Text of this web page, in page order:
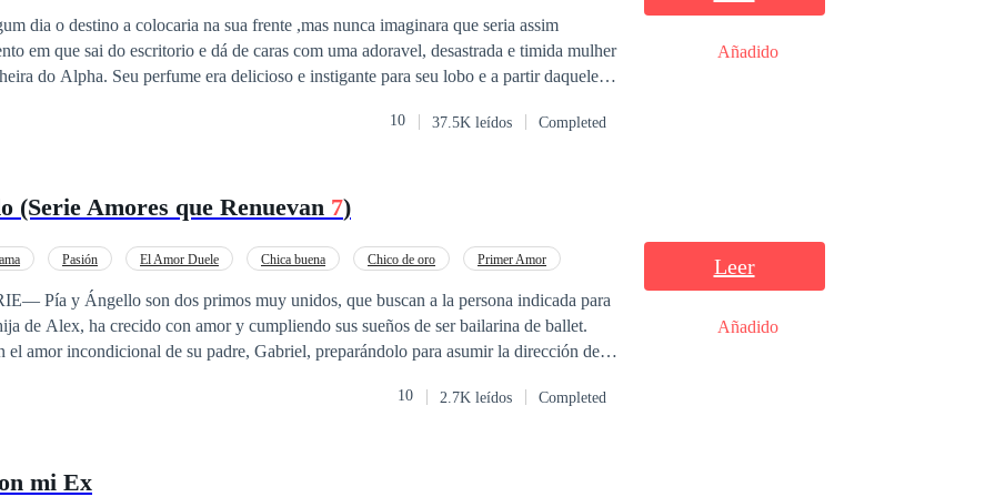
que sai do escritorio e dá de caras com uma adoravel, desastrada e timida mulher
sem aviso apesar de se uma cidade estranha em que sentia que havia algo diferente ,
em que chega e dá de caras com um homem alto, entroncado com um olhar
de se abrir com ele, de se entregar
cada palavra , em cada olhar , em cada caricia que trocavam. Seria
alma gémea?
10 37.5K leídos Completed
Añadido
(Serie Amores que Renuevan 7)
Pasión El Amor Duele Chica buena Chico de oro
Primer Amor
Pía y Ángello son dos primos muy unidos, que buscan a la persona indicada para
de Alex, ha crecido con amor y cumpliendo sus sueños de ser bailarina de ballet.
el amor incondicional de su padre, Gabriel, preparándolo para asumir la dirección de la
que no les permiten estar juntos. ¿Podrán vencer lo prohibido?
10 2.7K leídos Completed
Leer
Añadido
mi Ex